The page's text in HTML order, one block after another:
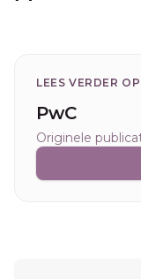
LEES VERDER OP
PwC
Originele